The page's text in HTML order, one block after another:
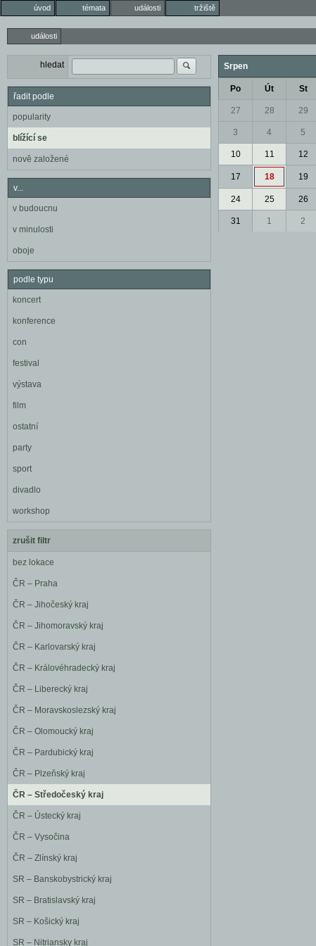
úvod témata události tržiště
události
hledat
řadit podle
popularity
blížící se
nově založené
v...
v budoucnu
v minulosti
oboje
podle typu
koncert
konference
con
festival
výstava
film
ostatní
party
sport
divadlo
workshop
zrušit filtr
bez lokace
ČR – Praha
ČR – Jihočeský kraj
ČR – Jihomoravský kraj
ČR – Karlovarský kraj
ČR – Královéhradecký kraj
ČR – Liberecký kraj
ČR – Moravskoslezský kraj
ČR – Olomoucký kraj
ČR – Pardubický kraj
ČR – Plzeňský kraj
ČR – Středočeský kraj
ČR – Ústecký kraj
ČR – Vysočina
ČR – Zlínský kraj
SR – Banskobystrický kraj
SR – Bratislavský kraj
SR – Košický kraj
SR – Nitriansky kraj
Srpen
Po Út St
27 28 29
3 4 5
10 11 12
17 18 19
24 25 26
31 1 2